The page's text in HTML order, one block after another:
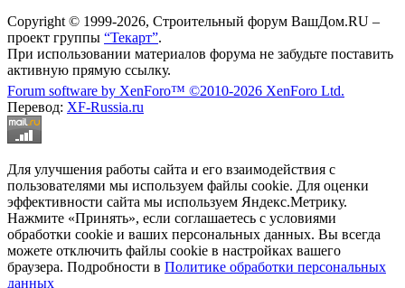
Copyright © 1999-2026, Строительный форум ВашДом.RU –
проект группы “Текарт”.
При использовании материалов форума не забудьте поставить
активную прямую ссылку.
Forum software by XenForo™ ©2010-2026 XenForo Ltd.
Перевод: XF-Russia.ru
Для улучшения работы сайта и его взаимодействия с
пользователями мы используем файлы cookie. Для оценки
эффективности сайта мы используем Яндекс.Метрику.
Нажмите «Принять», если соглашаетесь с условиями
обработки cookie и ваших персональных данных. Вы всегда
можете отключить файлы cookie в настройках вашего
браузера. Подробности в Политике обработки персональных
данных